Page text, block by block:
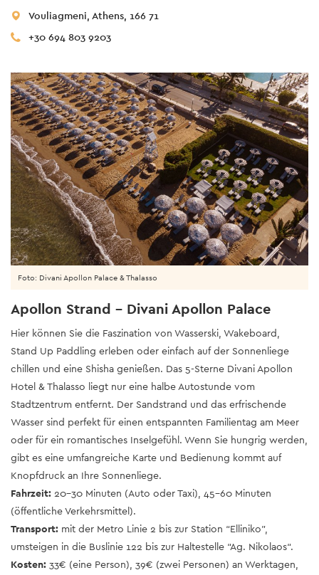
Vouliagmeni, Athens, 166 71
+30 694 803 9203
Foto: Divani Apollon Palace & Thalasso
Apollon Strand - Divani Apollon Palace
Hier können Sie die Faszination von Wasserski, Wakeboard,
Stand Up Paddling erleben oder einfach auf der Sonnenliege
chillen und eine Shisha genießen. Das 5-Sterne Divani Apollon
Hotel & Thalasso liegt nur eine halbe Autostunde vom
Stadtzentrum entfernt. Der Sandstrand und das erfrischende
Wasser sind perfekt für einen entspannten Familientag am Meer
oder für ein romantisches Inselgefühl. Wenn Sie hungrig werden,
gibt es eine umfangreiche Karte und Bedienung kommt auf
Knopfdruck an Ihre Sonnenliege.
Fahrzeit: 20-30 Minuten (Auto oder Taxi), 45-60 Minuten
(öffentliche Verkehrsmittel).
Transport: mit der Metro Linie 2 bis zur Station “Elliniko”,
umsteigen in die Buslinie 122 bis zur Haltestelle “Ag. Nikolaos“.
Kosten: 33€ (eine Person), 39€ (zwei Personen) an Werktagen,